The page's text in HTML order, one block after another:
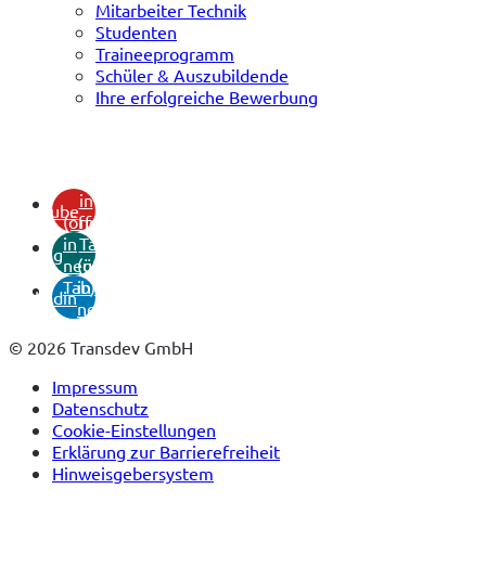
Mitarbeiter Technik
Studenten
Traineeprogramm
Schüler & Auszubildende
Ihre erfolgreiche Bewerbung
youtubein
neuem
Tab)
xing
(öffnet
in
neuem
Tab)
linkedin
(öffnet
in
neuem
© 2026 Transdev GmbH
Impressum
Datenschutz
Cookie-Einstellungen
Erklärung zur Barrierefreiheit
Hinweisgebersystem